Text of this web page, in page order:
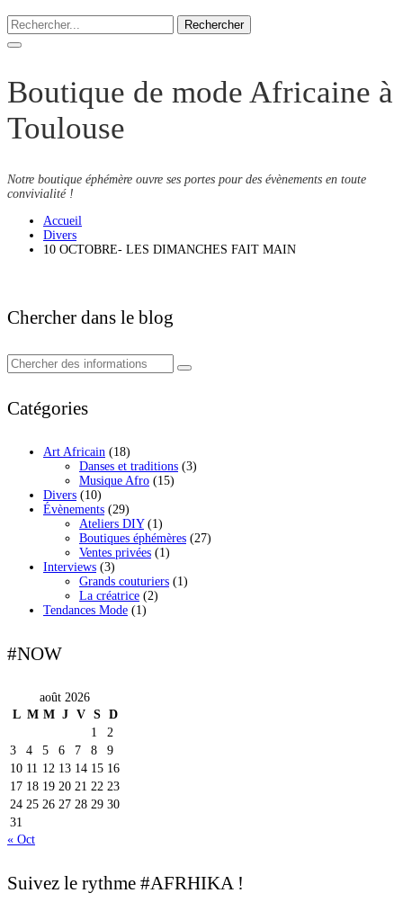
Rechercher
Boutique de mode Africaine à
Toulouse
Notre boutique éphémère ouvre ses portes pour des évènements en toute
convivialité !
Accueil
Divers
10 OCTOBRE- LES DIMANCHES FAIT MAIN
Chercher dans le blog
Catégories
Art Africain (18)
Danses et traditions (3)
Musique Afro (15)
Divers (10)
Évènements (29)
Ateliers DIY (1)
Boutiques éphémères (27)
Ventes privées (1)
Interviews (3)
Grands couturiers (1)
La créatrice (2)
Tendances Mode (1)
#NOW
août 2026
L M M J V S D
1
2
3
4 5 6 7 8
9
10 11 12 13 14 15 16
17 18 19 20 21 22 23
24 25 26 27 28 29 30
31
« Oct
Suivez le rythme #AFRHIKA !